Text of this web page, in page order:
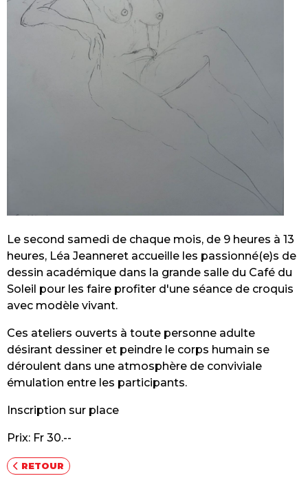
Le second samedi de chaque mois, de 9 heures à 13
heures, Léa Jeanneret accueille les passionné(e)s de
dessin académique dans la grande salle du Café du
Soleil pour les faire profiter d'une séance de croquis
avec modèle vivant.
Ces ateliers ouverts à toute personne adulte
désirant dessiner et peindre le corps humain se
déroulent dans une atmosphère de conviviale
émulation entre les participants.
Inscription sur place
Prix: Fr 30.--
RETOUR